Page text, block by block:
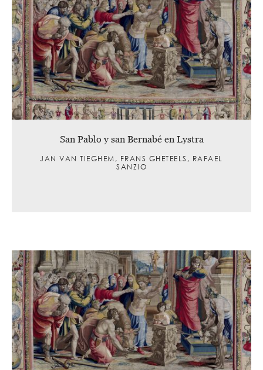
San Pablo y san Bernabé en Lystra
JAN VAN TIEGHEM, FRANS GHETEELS, RAFAEL
SANZIO